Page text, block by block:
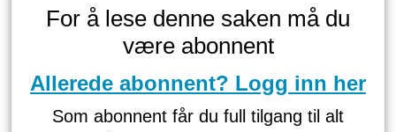
For å lese denne saken må du
være abonnent
Allerede abonnent? Logg inn her
Som abonnent får du full tilgang til alt